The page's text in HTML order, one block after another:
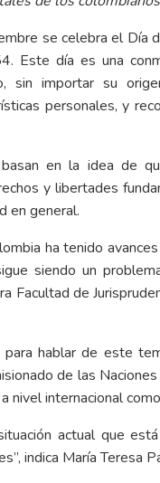
se celebra el Día
Este día es una
sin importar su
personales, y
en la idea de
y libertades
en general.
ha tenido
siendo un
Facultad de
para hablar de este
de las
nivel internacional
actual que
indica María Teresa